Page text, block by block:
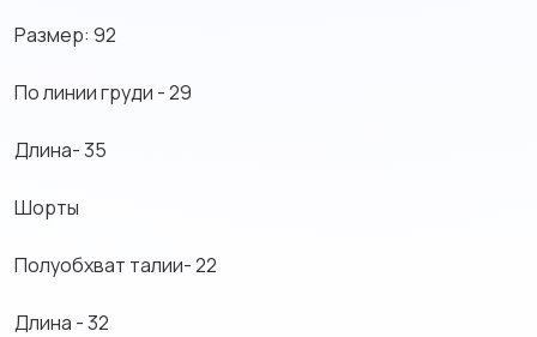
Размер: 92
По линии груди - 29
Длина- 35
Шорты
Полуобхват талии- 22
Длина - 32